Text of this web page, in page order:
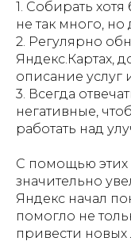
1. Собирать
не так много, но
2. Регулярно
Яндекс.Картах,
описание услуг
3. Всегда
негативные,
работать над
С помощью этих
значительно
Яндекс начал
помогло не
привести